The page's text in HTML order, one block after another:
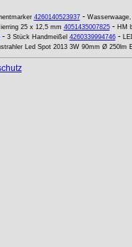
4260140523937-
25 x 12,5 mm 4051435007825- HM
- 3 Stück Handmeißel 4260339994746-
Led Spot 2013 3W 90mm Ø 250lm